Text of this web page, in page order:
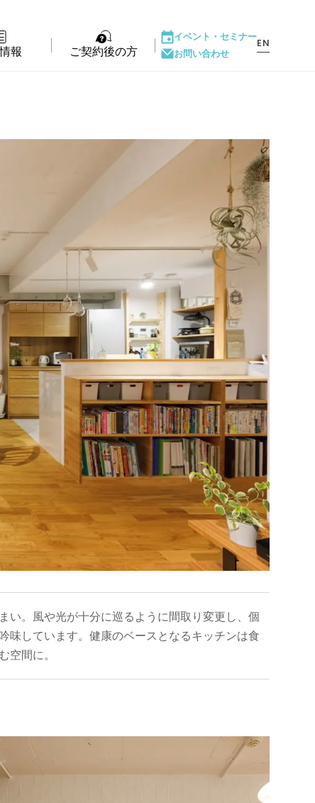
報 ご契約後の方
イベント・ セミナー
お問い合わせ
EN
い。風や光が十分に巡るように間取り変更し、個
味しています。健康のベースとなるキッチンは食
空間に。